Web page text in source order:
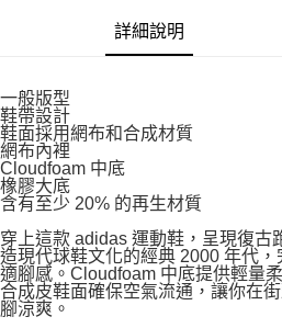
詳細說明
一般版型
鞋帶設計
鞋面採用網布和合成材質
網布內裡
Cloudfoam 中底
橡膠大底
含有至少 20% 的再生材質
穿上這款 adidas 運動鞋，呈現復古
造現代球鞋文化的經典 2000 年代
適腳感。Cloudfoam 中底提供輕量
合成皮鞋面確保空氣流通，讓你在
腳涼爽。